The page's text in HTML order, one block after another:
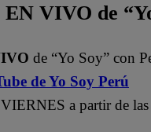
VIVO de
de “Yo Soy” con
de Yo Soy Perú
a partir de